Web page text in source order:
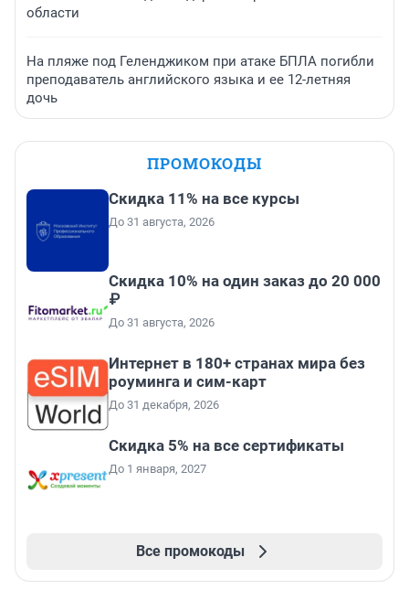
области
На пляже под Геленджиком при атаке БПЛА погибли
преподаватель английского языка и ее 12-летняя
дочь
ПРОМОКОДЫ
Скидка 11% на все курсы
До 31 августа, 2026
Скидка 10% на один заказ до 20 000
₽
До 31 августа, 2026
Интернет в 180+ странах мира без
роуминга и сим-карт
До 31 декабря, 2026
Скидка 5% на все сертификаты
До 1 января, 2027
Все промокоды